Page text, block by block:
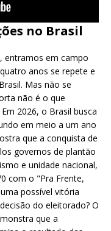
no Brasil
entramos em campo
anos se repete e
Mas não se
não é o que
2026, o Brasil busca
em meio a um ano
que a conquista de
governos de plantão
e unidade nacional,
com o "Pra Frente,
possível vitória
do eleitorado? O
que a